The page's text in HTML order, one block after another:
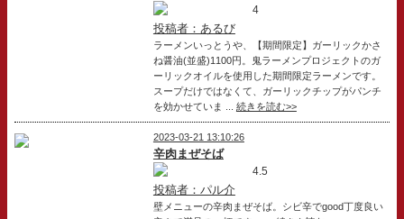
4
投稿者：あるび
ラーメンいっとうや、【期間限定】ガーリックかさ
ね醤油(並盛)1100円。鬼ラーメンプロジェクトのガ
ーリックオイルを使用した期間限定ラーメンです。
スープだけではなくて、ガーリックチップがパンチ
を効かせていま ... 続きを読む>>
2023-03-21 13:10:26
辛肉まぜそば
4.5
投稿者：パル介
壁メニューの辛肉まぜそば。シビ辛でgood丁度良い